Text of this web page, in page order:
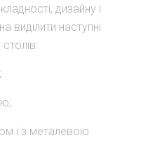
дизайну і
виділити наступні
і з металевою